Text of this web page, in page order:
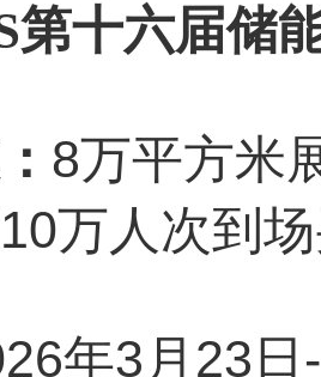
第十六届储
8万平方米
10万人次到
年3 月 23 日